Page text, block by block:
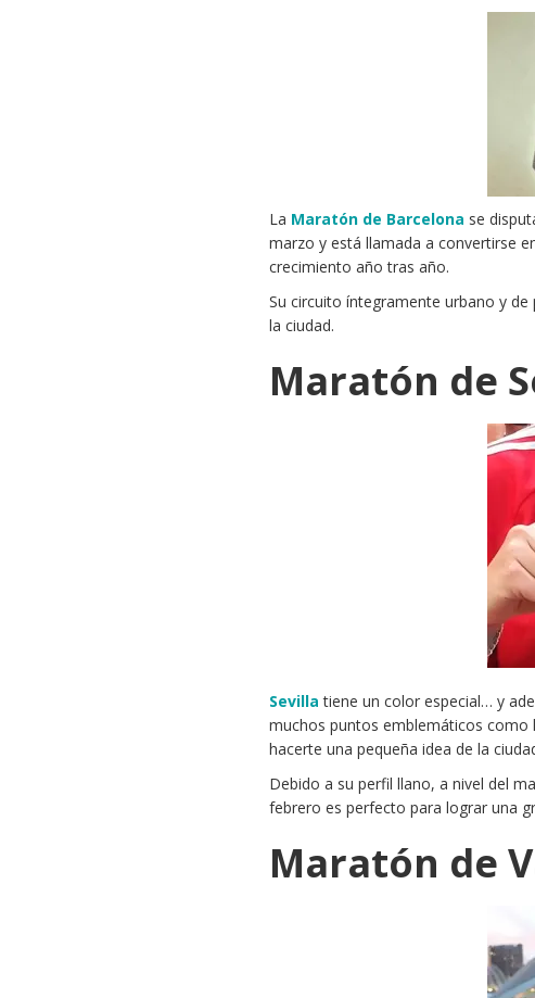
La Maratón de Barcelona se
marzo y está llamada a convertirse
crecimiento año tras año.
Su circuito íntegramente urbano y
la ciudad.
Maratón de
Sevilla tiene un color especial… y
muchos puntos emblemáticos como
hacerte una pequeña idea de la
Debido a su perfil llano, a nivel del
febrero es perfecto para lograr una
Maratón de